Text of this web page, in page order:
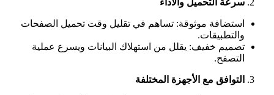
سرعة التحميل والأداء
استضافة موثوقة: تساهم في تقليل وقت تحميل الصفحات
والتطبيقات.
تصميم خفيف: يقلل من استهلاك البيانات ويسرع عملية
التصفح.
التوافق مع الأجهزة المختلفة